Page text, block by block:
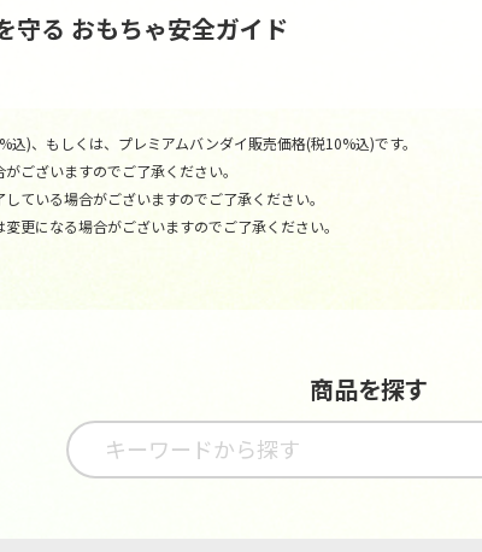
守る おもちゃ安全ガイド
)、もしくは、プレミアムバンダイ販売価格(税10%込)です。
ございますのでご了承ください。
ている場合がございますのでご了承ください。
更になる場合がございますのでご了承ください。
商品を探す